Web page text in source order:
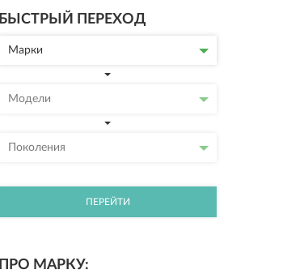
БЫСТРЫЙ ПЕРЕХОД
Марки
Модели
Поколения
ПЕРЕЙТИ
ПРО МАРКУ: